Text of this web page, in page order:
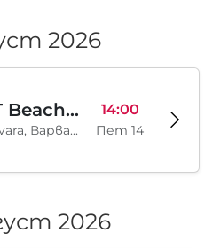
2026
BLVKCAT Beach Festival 2026, Wake up Varvara
Wake UP Varvara, Варвара, BG
14:00
Пет 14
2026